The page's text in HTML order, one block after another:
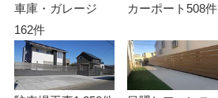
車庫・ガレージ
162件
カーポート508件